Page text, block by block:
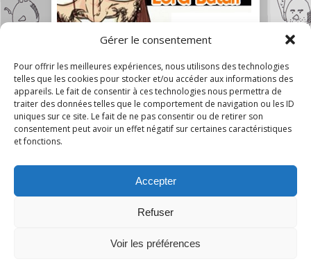
Gérer le consentement
Pour offrir les meilleures expériences, nous utilisons des technologies
telles que les cookies pour stocker et/ou accéder aux informations des
appareils. Le fait de consentir à ces technologies nous permettra de
traiter des données telles que le comportement de navigation ou les ID
uniques sur ce site. Le fait de ne pas consentir ou de retirer son
consentement peut avoir un effet négatif sur certaines caractéristiques
et fonctions.
Accepter
Refuser
Voir les préférences